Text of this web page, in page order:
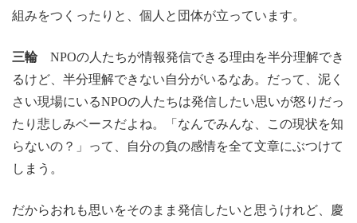
組みをつくったりと、個人と団体が立っています。
三輪NPOの人たちが情報発信できる理由を半分理解でき
るけど、半分理解できない自分がいるなあ。だって、泥く
さい現場にいるNPOの人たちは発信したい思いが怒りだっ
たり悲しみベースだよね。「なんでみんな、この現状を知
らないの？」って、自分の負の感情を全て文章にぶつけて
しまう。
だからおれも思いをそのまま発信したいと思うけれど、慶